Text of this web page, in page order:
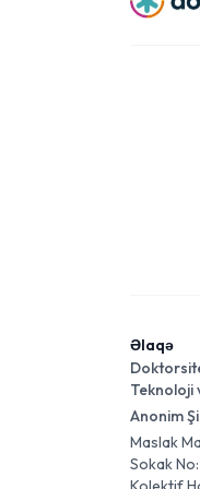
Əlaqə
Teknoloji
Anonim
Maslak
Sokak